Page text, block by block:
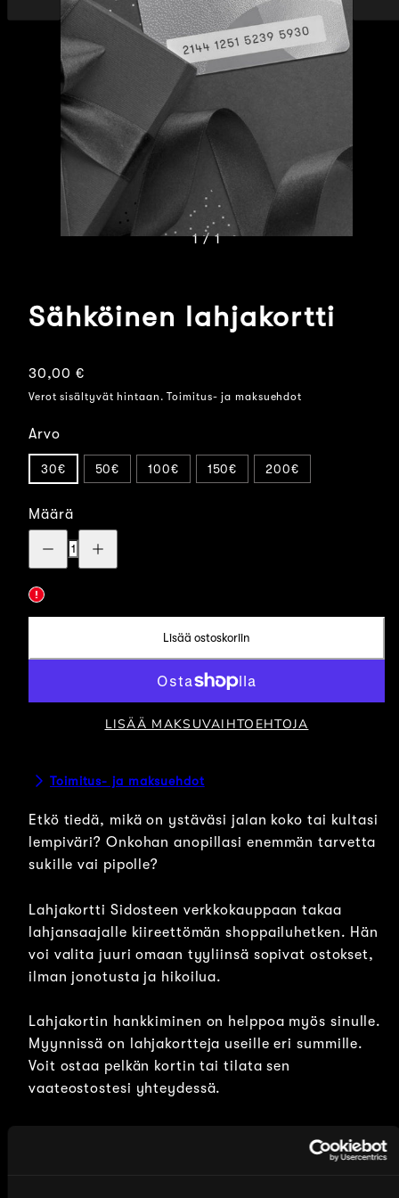
1 / 1
Sähköinen lahjakortti
Normaalihinta
30,00 €
Verot sisältyvät hintaan. Toimitus- ja maksuehdot
Arvo
30€ 50€ 100€ 150€ 200€
Määrä
Vähennä
määrää:
Sähköinen
määrää:
Sähköinen
Lisää ostoskoriin
LISÄÄ MAKSUVAIHTOEHTOJA
Toimitus- ja maksuehdot
Etkö tiedä, mikä on ystäväsi jalan koko tai kultasi
lempiväri? Onkohan anopillasi enemmän tarvetta
sukille vai pipolle?
Lahjakortti Sidosteen verkkokauppaan takaa
lahjansaajalle kiireettömän shoppailuhetken. Hän
voi valita juuri omaan tyyliinsä sopivat ostokset,
ilman jonotusta ja hikoilua.
Lahjakortin hankkiminen on helppoa myös sinulle.
Myynnissä on lahjakortteja useille eri summille.
Voit ostaa pelkän kortin tai tilata sen
vaateostostesi yhteydessä.